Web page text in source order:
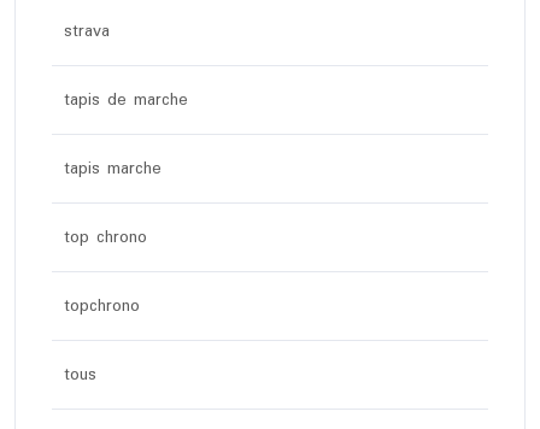
strava
tapis de marche
tapis marche
top chrono
topchrono
tous